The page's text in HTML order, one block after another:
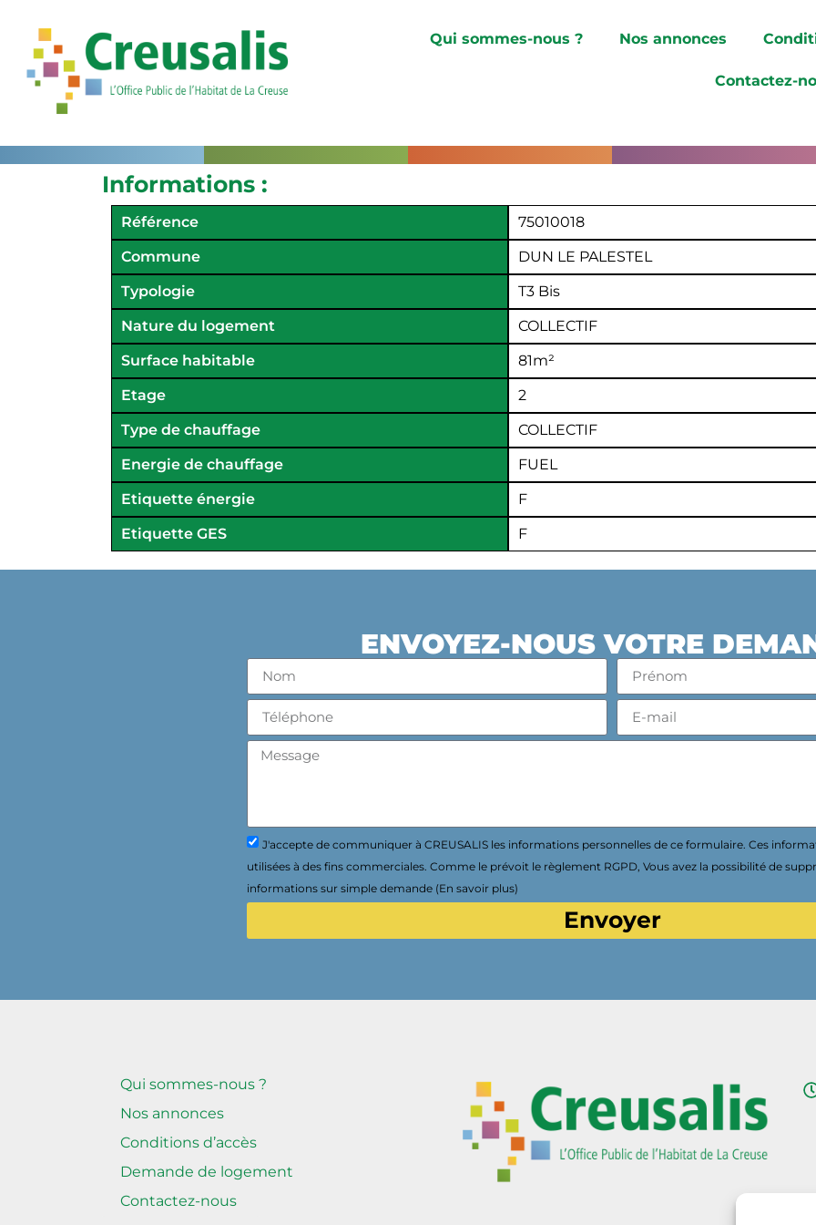
Qui sommes-nous ? Nos annonces
Contactez-
Informations :
Référence
75010018
Commune
DUN LE PALESTEL
Typologie
T3 Bis
Nature du logement
COLLECTIF
Surface habitable
81m²
Etage
2
Type de chauffage
COLLECTIF
Energie de chauffage
FUEL
Etiquette énergie
F
Etiquette GES
F
ENVOYEZ-NOUS VOTRE
J'accepte de communiquer à CREUSALIS les informations personnelles de ce formulaire. Ces
utilisées à des fins commerciales. Comme le prévoit le règlement RGPD, Vous avez la possibilité de
informations sur simple demande (En savoir plus)
Envoyer
Qui sommes-nous ?
Nos annonces
Conditions d’accès
Demande de logement
Contactez-nous